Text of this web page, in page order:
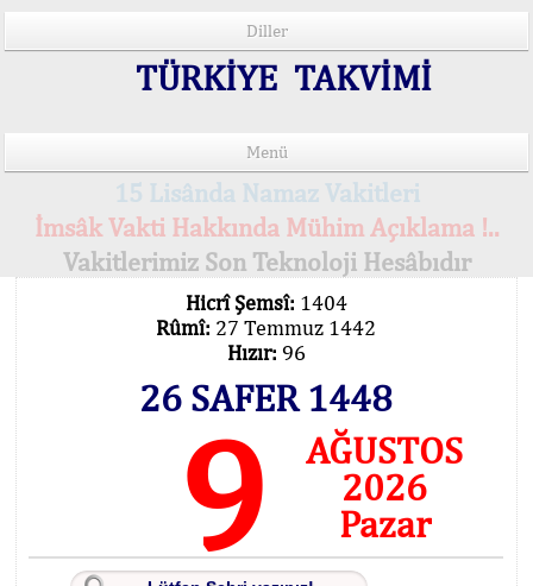
Diller
TÜRKİYE TAKVİMİ
Menü
15 Lisânda Namaz Vakitleri
İmsâk Vakti Hakkında Mühim Açıklama !..
Vakitlerimiz Son Teknoloji Hesâbıdır
Hicrî Şemsî: 1404
Rûmî: 27 Temmuz 1442
Hızır: 96
26 SAFER 1448
9
AĞUSTOS
2026
Pazar